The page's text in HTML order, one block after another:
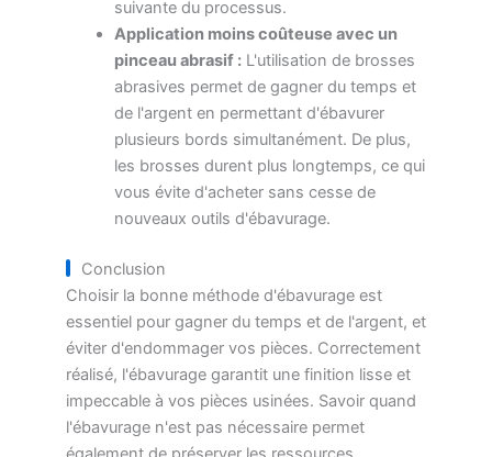
suivante du processus.
Application moins coûteuse avec un
pinceau abrasif :L'utilisation de brosses
abrasives permet de gagner du temps et
de l'argent en permettant d'ébavurer
plusieurs bords simultanément. De plus,
les brosses durent plus longtemps, ce qui
vous évite d'acheter sans cesse de
nouveaux outils d'ébavurage.
Conclusion
Choisir la bonne méthode d'ébavurage est
essentiel pour gagner du temps et de l'argent, et
éviter d'endommager vos pièces. Correctement
réalisé, l'ébavurage garantit une finition lisse et
impeccable à vos pièces usinées. Savoir quand
l'ébavurage n'est pas nécessaire permet